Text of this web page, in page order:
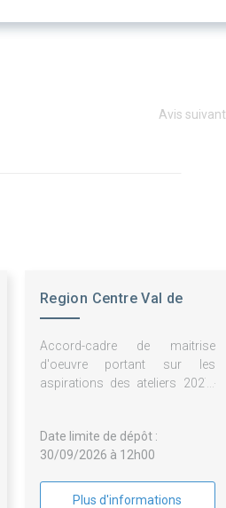
Avis suivant
Region Centre Val de
Accord-cadre de maitrise
d'oeuvre portant sur les
aspirations des ateliers 2027-
Date limite de dépôt :
30/09/2026 à 12h00
Plus d'informations